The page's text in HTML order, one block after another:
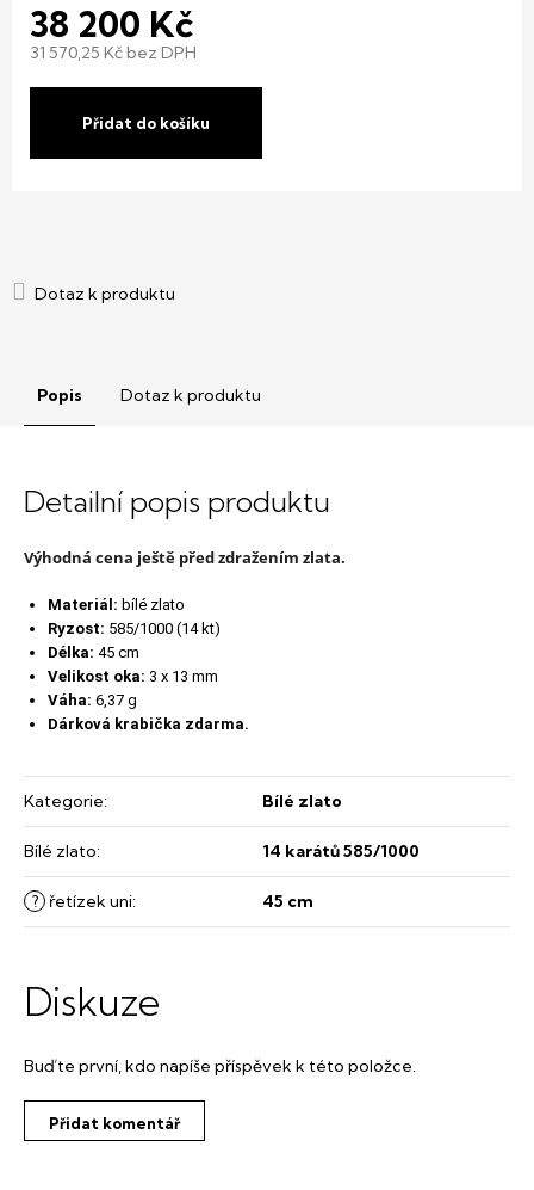
38 200 Kč
31 570,25 Kč bez DPH
Přidat do košíku
Popis Dotaz k produktu
Detailní popis produktu
Výhodná cena ještě před zdražením zlata.
Materiál: bílé zlato
Ryzost: 585/1000 (14 kt)
Délka: 45 cm
Velikost oka: 3 x 13 mm
Váha: 6,37 g
Dárková krabička zdarma.
Kategorie: Bílé zlato
Bílé zlato: 14 karátů 585/1000
? řetízek uni: 45 cm
Diskuze
Buďte první, kdo napíše příspěvek k této položce.
Přidat komentář